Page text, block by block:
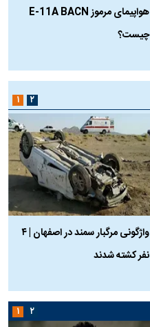
هواپیمای مرموز E-11A BACN
چیست؟
واژگونی مرگبار سمند در اصفهان | ۴
نفر کشته شدند
۱ ۲
۱ ۲